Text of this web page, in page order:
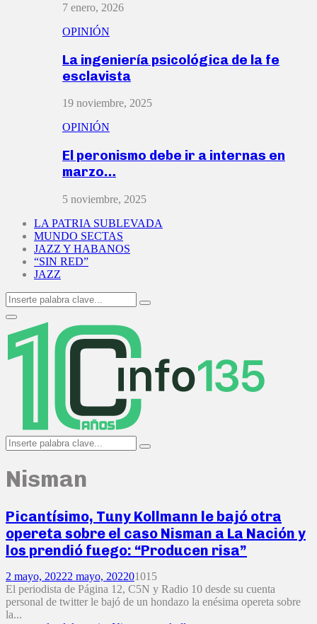
7 enero, 2026
OPINIÓN
La ingeniería psicológica de la fe
esclavista
19 noviembre, 2025
OPINIÓN
El peronismo debe ir a internas en
marzo…
5 noviembre, 2025
LA PATRIA SUBLEVADA
MUNDO SECTAS
JAZZ Y HABANOS
“SIN RED”
JAZZ
Search
for:
Search
Primary
Menu
Search
for:
Search
Nisman
Picantísimo, Tuny Kollmann le bajó otra
opereta sobre el caso Nisman a La Nación y
los prendió fuego: “Producen risa”
2 mayo, 20222 mayo, 202201015
El periodista de Página 12, C5N y Radio 10 desde su cuenta
personal de twitter le bajó de un hondazo la enésima opereta sobre
la...